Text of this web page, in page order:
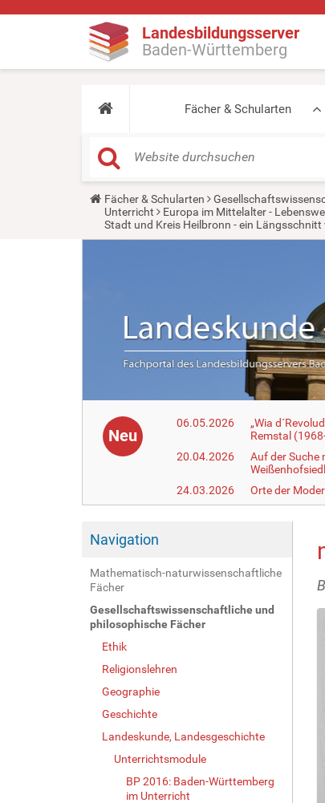
Landesbildungsserver
Baden-Württemberg
Fächer & Schularten
Y
a
Fächer & Schularten
Unterricht
Europa im Mittelalter -
Stadt und Kreis Heilbronn - ein
Neu
06.05.2026
„Wia
Remstal
20.04.2026
Auf der Suche
24.03.2026
Orte der
Navigation
Mathematisch-naturwissenschaftliche
Fächer
Gesellschaftswissenschaftliche und
philosophische Fächer
Ethik
Religionslehren
Geographie
Geschichte
Landeskunde, Landesgeschichte
Unterrichtsmodule
BP 2016: Baden-Württemberg
im Unterricht